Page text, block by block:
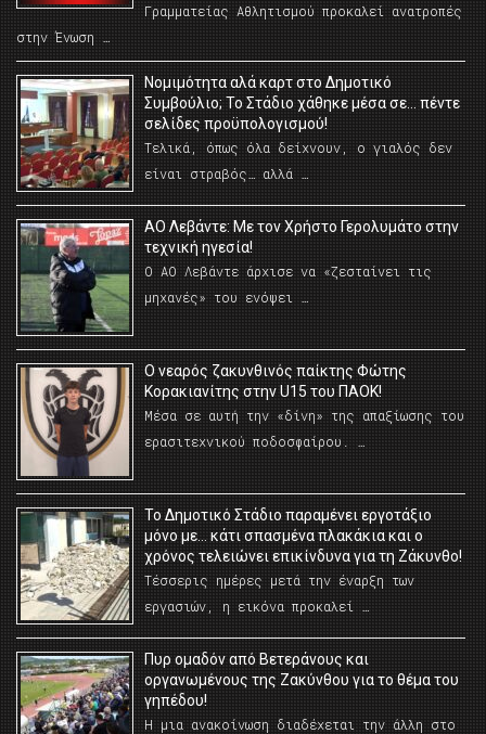
Γραμματείας Αθλητισμού προκαλεί ανατροπές
στην Ένωση …
Νομιμότητα αλά καρτ στο Δημοτικό
Συμβούλιο; Το Στάδιο χάθηκε μέσα σε… πέντε
σελίδες προϋπολογισμού!
Τελικά, όπως όλα δείχνουν, ο γιαλός δεν
είναι στραβός… αλλά …
ΑΟ Λεβάντε: Με τον Χρήστο Γερολυμάτο στην
τεχνική ηγεσία!
Ο ΑΟ Λεβάντε άρχισε να «ζεσταίνει τις
μηχανές» του ενόψει …
O νεαρός ζακυνθινός παίκτης Φώτης
Κορακιανίτης στην U15 του ΠΑΟΚ!
Μέσα σε αυτή την «δίνη» της απαξίωσης του
ερασιτεχνικού ποδοσφαίρου. …
Το Δημοτικό Στάδιο παραμένει εργοτάξιο
μόνο με… κάτι σπασμένα πλακάκια και ο
χρόνος τελειώνει επικίνδυνα για τη Ζάκυνθο!
Τέσσερις ημέρες μετά την έναρξη των
εργασιών, η εικόνα προκαλεί …
Πυρ ομαδόν από Βετεράνους και
οργανωμένους της Ζακύνθου για το θέμα του
γηπέδου!
Η μια ανακοίνωση διαδέχεται την άλλη στο